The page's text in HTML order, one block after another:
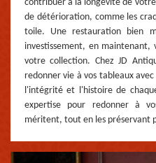
contribuer à la longévité de
de détérioration, comme les
toile. Une restauration bien
investissement, en
votre collection. Chez JD
redonner vie à vos tableaux
l'intégrité et l'histoire de
expertise pour redonner à
méritent, tout en les préservant